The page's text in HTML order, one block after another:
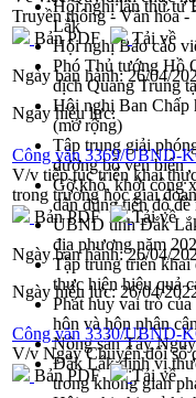
Hội nghị lần thứ tư
Lắk
Hội nghị Báo cáo
Phó Thủ tướng Hồ
dịch Quang Trung
Hội nghị Ban
(mở rộng)
Tập trung giải
đường bộ ven biển
Gỡ khó, khởi công
dân đúng tiến độ đề
UBND tỉnh Đắk
địa phương năm
Tập trung triển khai
thực hiện hiệu quả
Phát huy vai trò
hôn và hôn nhân
Nông sản Tây
Đắk Lắk định vị
trong không gian
Truyền thông - Văn hóa
Bản PDF
Tải về
Ngày ban hành:26/04/
Ngày hiệu lực:
Công văn 3369/UBND-
V/v tiếp tục triển khai
trong trường học giai
Bản PDF
Tải về
Ngày ban hành:26/04/
Ngày hiệu lực:26/04/
Công văn 3330/UBND-
V/v Ngày Chuyển đổi số
Bản PDF
Tải về